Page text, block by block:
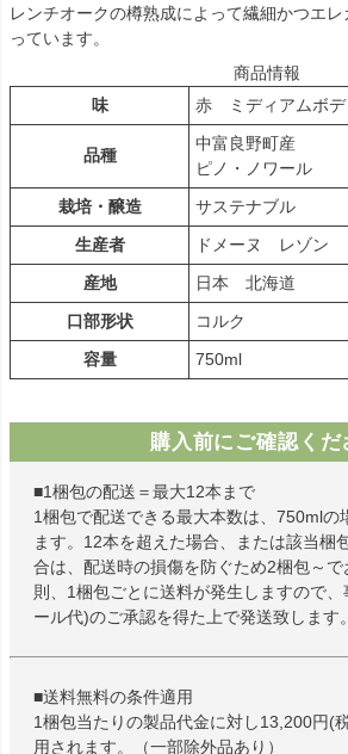
レンチオークの樽熟成によって繊細かつエ
っています。
商品情報
味
赤 ミディアムボデ
品種
中富良野町産
ピノ・ノワール
栽培・醸造
サステナブル
生産者
ドメーヌ レゾン
産地
日本 北海道
口部形状
コルク
容量
750ml
購入前にご確認くだ
■1梱包の配送＝最大12本まで
1梱包で配送できる最大本数は、750mlの
ます。12本を超えた場合、または該当梱
合は、配送時の損傷を防ぐため2梱包～
則、1梱包ごとに送料が発生しますので
ール代)のご承認を得た上で発送致します。
■送料無料の条件適用
1梱包当たりの製品代金に対し13,200円(
用されます。（一部除外品あり）